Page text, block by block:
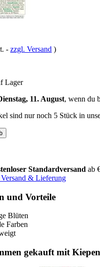
- zzgl. Versand )
Lager
11. August, wenn du
sind nur noch 5 Stück in
Standardversand ab
& Lieferung
und Vorteile
Blüten
Farben
gekauft mit